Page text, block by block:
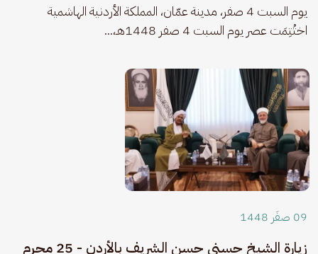
يوم السبت 4 صفر، مدينة عمّان، المملكة الأردنية الهاشمية
اختُتِمَت عصر يوم السبت 4 صفر 1448هـ،...
09 صفَر 1448
زيارة الشيخ حسني حسن الشريف بالأردن - 25 محرم